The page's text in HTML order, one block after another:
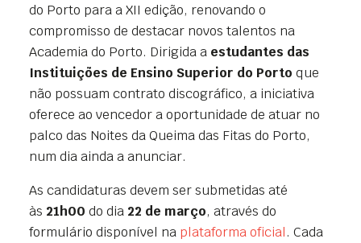
do Porto para a XII edição, renovando o
compromisso de destacar novos talentos na
Academia do Porto. Dirigida a estudantes das
Instituições de Ensino Superior do Porto que
não possuam contrato discográfico, a iniciativa
oferece ao vencedor a oportunidade de atuar no
palco das Noites da Queima das Fitas do Porto,
num dia ainda a anunciar.
As candidaturas devem ser submetidas até
às 21h00 do dia 22 de março, através do
formulário disponível na plataforma oficial. Cada